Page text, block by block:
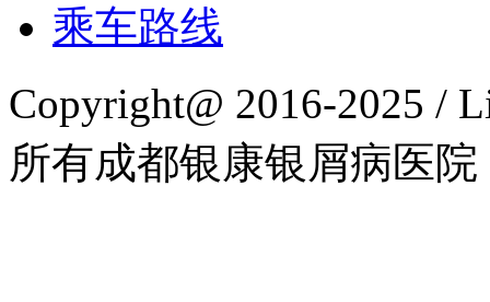
乘车路线
Copyright@ 2016-2025 /
所有成都银康银屑病医院